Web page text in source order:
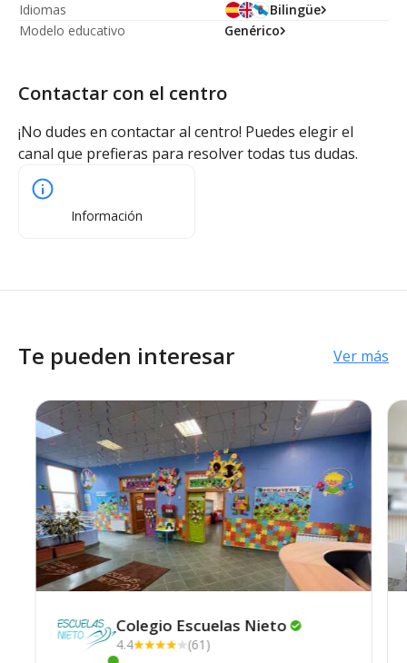
Idiomas
Bilingüe
Modelo educativo
Genérico
Contactar con el centro
¡No dudes en contactar al centro! Puedes elegir el
canal que prefieras para resolver todas tus dudas.
Información
Te pueden interesar Ver más
Colegio Escuelas Nieto
4.4
(61)